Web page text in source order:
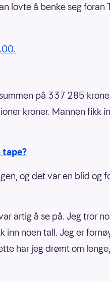
lovte å benke seg foran
på 337 285
kroner. Mannen fikk
tape?
og det var en blid og
artig å se på. Jeg tror
inn noen tall. Jeg er
har jeg drømt om